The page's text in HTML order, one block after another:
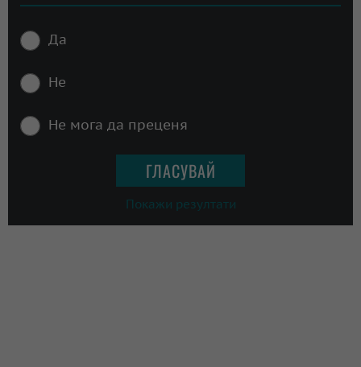
Да
Не
Не мога да преценя
Покажи резултати